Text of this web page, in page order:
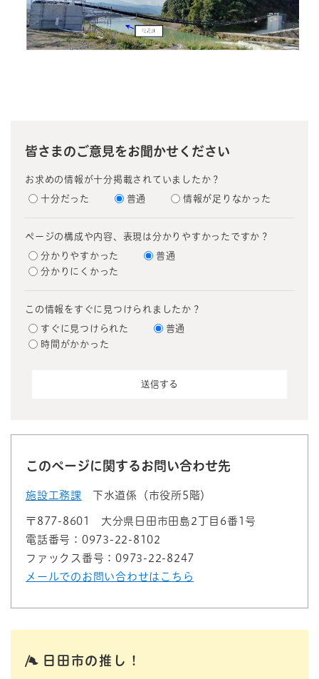
皆さまのご意見をお聞かせください
お求めの情報が十分掲載されていましたか？
十分だった 普通 情報が足りなかった
ページの構成や内容、表現は分かりやすかったですか？
分かりやすかった
普通
分かりにくかった
この情報をすぐに見つけられましたか？
すぐに見つけられた
普通
時間がかかった
このページに関するお問い合わせ先
施設工務課 下水道係（市役所5階）
〒877-8601
大分県日田市田島2丁目6番1号
電話番号：0973-22-8102
ファックス番号：0973-22-8247
メールでのお問い合わせはこちら
日田市の推し！